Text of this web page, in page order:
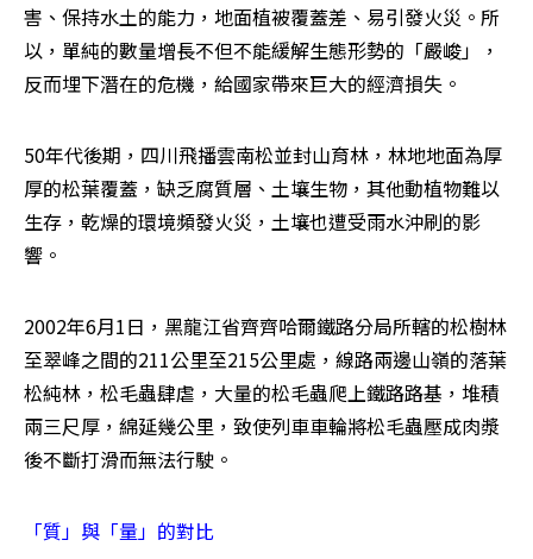
害、保持水土的能力，地面植被覆蓋差、易引發火災。所
以，單純的數量增長不但不能緩解生態形勢的「嚴峻」，
反而埋下潛在的危機，給國家帶來巨大的經濟損失。
50年代後期，四川飛播雲南松並封山育林，林地地面為厚
厚的松葉覆蓋，缺乏腐質層、土壤生物，其他動植物難以
生存，乾燥的環境頻發火災，土壤也遭受雨水沖刷的影
響。
2002年6月1日，黑龍江省齊齊哈爾鐵路分局所轄的松樹林
至翠峰之間的211公里至215公里處，線路兩邊山嶺的落葉
松純林，松毛蟲肆虐，大量的松毛蟲爬上鐵路路基，堆積
兩三尺厚，綿延幾公里，致使列車車輪將松毛蟲壓成肉漿
後不斷打滑而無法行駛。
「質」與「量」的對比